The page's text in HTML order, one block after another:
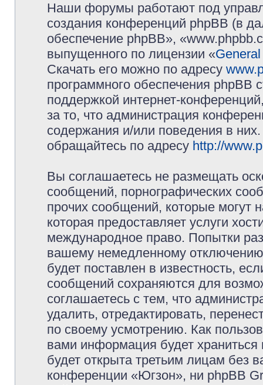
Наши форумы работают под
создания конференций phpBB (в
обеспечение phpBB»,
выпущенного по лицензии «
Скачать его можно по адресу
программного обеспечения phpBB
поддержкой интернет-
за то, что администрация
содержания и/или поведения в
обращайтесь по адресу http://
Вы соглашаетесь не размещать
сообщений, порнографических
прочих сообщений, которые могут
которая предоставляет услуги
международное право. Попытки
вашему немедленному
будет поставлен в известность,
сообщений сохраняются для
соглашаетесь с тем, что
удалить, отредактировать,
по своему усмотрению. Как
вами информация будет
будет открыта третьим лицам без
конференции «Югзон», ни phpBB